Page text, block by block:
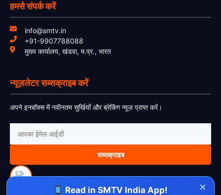
हमसे संपर्क करें
info@smtv.in
+91-9907788088
मुख्य कार्यालय, खंडवा, म.प्र., भारत
न्यूज़लेटर सब्सक्राइब करें
अपने इनबॉक्स में नवीनतम सुर्खियाँ और ब्रेकिंग न्यूज़ प्राप्त करें।
सब्सक्राइब
×
Read in SMTV India App!